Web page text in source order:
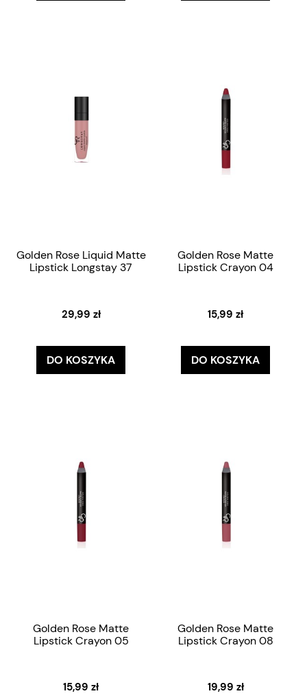
Golden Rose Liquid Matte
Lipstick Longstay 37
29,99 zł
DO KOSZYKA
Golden Rose Matte
Lipstick Crayon 04
15,99 zł
DO KOSZYKA
Golden Rose Matte
Lipstick Crayon 05
15,99 zł
Golden Rose Matte
Lipstick Crayon 08
19,99 zł